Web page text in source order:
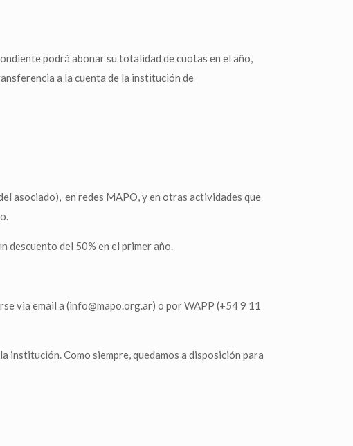
podrá abonar su totalidad de cuotas en el año,
a la cuenta de la institución de
asociado), en redes MAPO, y en otras actividades que
descuento del 50% en el primer año.
via email a (info@mapo.org.ar) o por WAPP (+54 9 11
institución. Como siempre, quedamos a disposición para